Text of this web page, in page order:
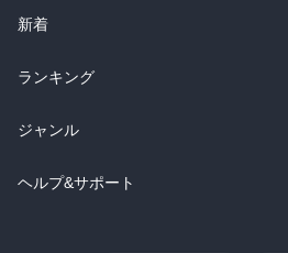
ラノベ
雑誌・グラビア
BL・TL
総合
ラノベ
雑誌・グラビア
BL・TL
新着
総合
ラノベ
雑誌・グラビア
ランキング
総合
ラノベ
ジャンル
コミック
ヘルプ&サポート